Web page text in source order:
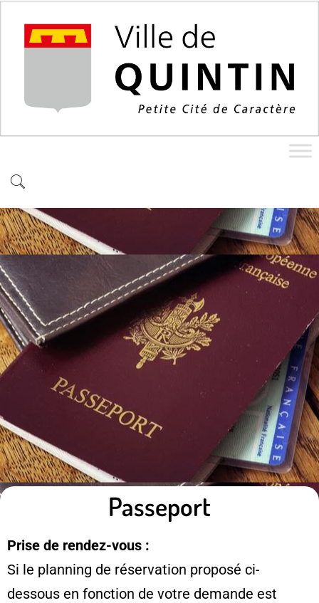
Passeport
Prise de rendez-vous :
Si le planning de réservation proposé ci-
dessous en fonction de votre demande est